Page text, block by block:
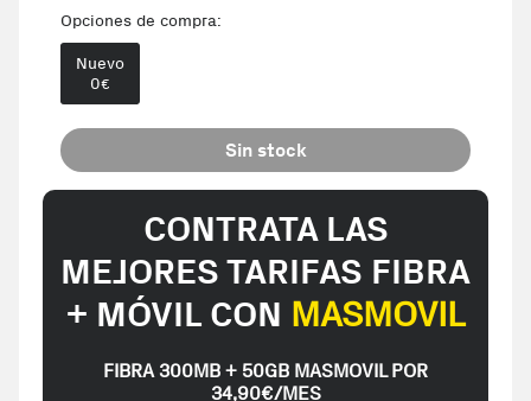
Opciones de compra:
Nuevo
0€
Sin stock
CONTRATA LAS
MEJORES TARIFAS FIBRA
+ MÓVIL CON MASMOVIL
FIBRA 300MB + 50GB MASMOVIL POR
34,90€/MES